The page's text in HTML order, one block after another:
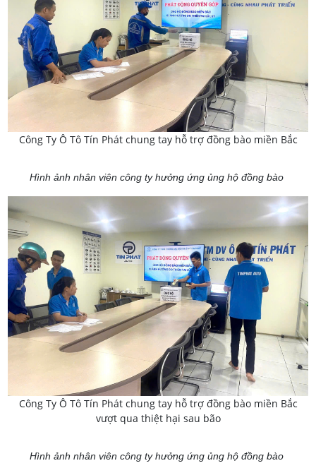
Công Ty Ô Tô Tín Phát chung tay hỗ trợ đồng bào miền Bắc
Hình ảnh nhân viên công ty hưởng ứng ủng hộ đồng bào
Công Ty Ô Tô Tín Phát chung tay hỗ trợ đồng bào miền Bắc
vượt qua thiệt hại sau bão
Hình ảnh nhân viên công ty hưởng ứng ủng hộ đồng bào